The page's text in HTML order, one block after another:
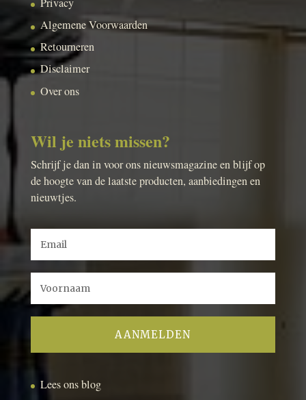
Algemene Voorwaarden
Retourneren
Disclaimer
Over ons
Wil je niets missen?
Schrijf je dan in voor ons nieuwsmagazine en blijf op
de hoogte van de laatste producten, aanbiedingen en
nieuwtjes.
Lees ons blog